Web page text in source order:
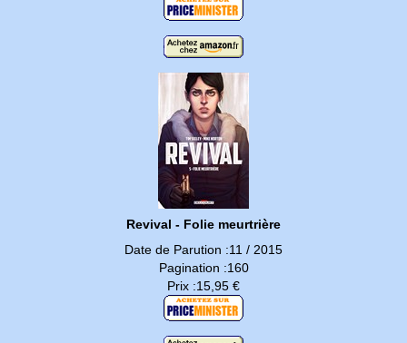
Revival - Folie meurtrière
Date de Parution :11 / 2015
Pagination :160
Prix :15,95 €